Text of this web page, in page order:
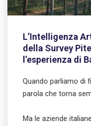
L’Intelligenza
della Survey
l’esperienza di
Quando parliamo di
parola che torna
Ma le aziende